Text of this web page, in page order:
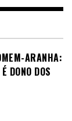
ARANHA:
DONO DOS